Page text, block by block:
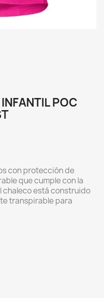
POC
con protección de
que cumple con la
chaleco está construido
transpirable para